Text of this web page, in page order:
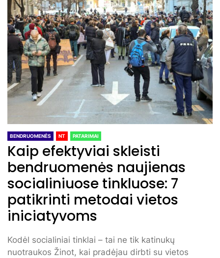
BENDRUOMENĖS NT PATARIMAI
Kaip efektyviai skleisti
bendruomenės naujienas
socialiniuose tinkluose: 7
patikrinti metodai vietos
iniciatyvoms
Kodėl socialiniai tinklai – tai ne tik katinukų
nuotraukos Žinot, kai pradėjau dirbti su vietos